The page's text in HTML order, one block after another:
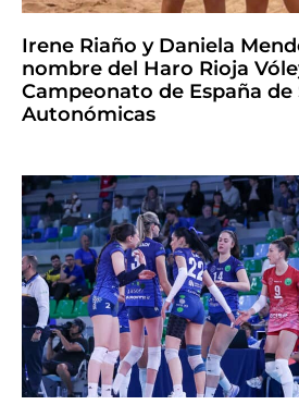
Irene Riaño y Daniela
nombre del Haro Rioja
Campeonato de España de
Autonómicas